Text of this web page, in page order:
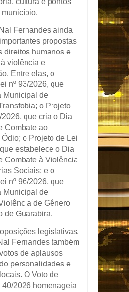
cultura e pontos
município.
Nal Fernandes ainda
propostas
direitos humanos e
violência e
Entre elas, o
nº 93/2026, que
Municipal de
o Projeto
2026, que cria o Dia
Combate ao
o Projeto de Lei
estabelece o Dia
Combate à Violência
Sociais; e o
nº 96/2026, que
Municipal de
de Gênero
de Guarabira.
legislativas,
Fernandes também
de aplausos
personalidades e
O Voto de
40/2026 homenageia